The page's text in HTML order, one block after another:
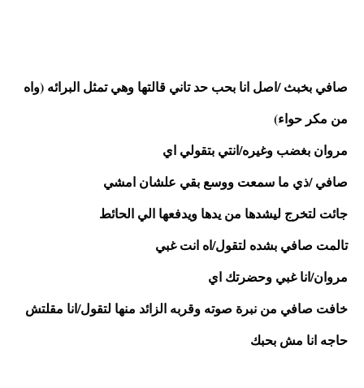
من مكر حواء)
مروان بغضب وغيره/انتي بتقولي اي
صافي /ذي ما سمعت ووسع بقي علشان امشي
جائت لتخرج ليشدها من يدها ويدفعها الي الحائط
تالمت صافي بشده لتقول/اه انت غبي
مروان/انا غبي وحضرتك اي
حاجه انا مش بحبك